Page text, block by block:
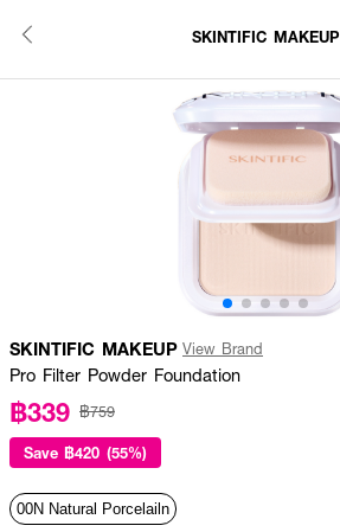
SKINTIFIC MAKEUP
SKINTIFIC MAKEUP View Brand
Pro Filter Powder Foundation
฿339 ฿759
Save ฿420 (55%)
00N Natural Porcelailn